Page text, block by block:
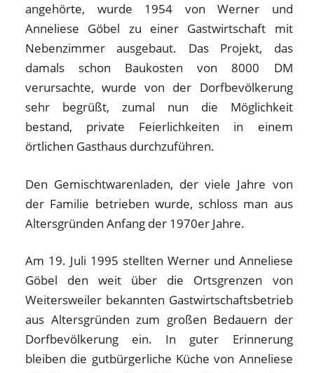
angehörte, wurde 1954 von Werner und
Anneliese Göbel zu einer Gastwirtschaft mit
Nebenzimmer ausgebaut. Das Projekt, das
damals schon Baukosten von 8000 DM
verursachte, wurde von der Dorfbevölkerung
sehr begrüßt, zumal nun die Möglichkeit
bestand, private Feierlichkeiten in einem
örtlichen Gasthaus durchzuführen.
Den Gemischtwarenladen, der viele Jahre von
der Familie betrieben wurde, schloss man aus
Altersgründen Anfang der 1970er Jahre.
Am 19. Juli 1995 stellten Werner und Anneliese
Göbel den weit über die Ortsgrenzen von
Weitersweiler bekannten Gastwirtschaftsbetrieb
aus Altersgründen zum großen Bedauern der
Dorfbevölkerung ein. In guter Erinnerung
bleiben die gutbürgerliche Küche von Anneliese